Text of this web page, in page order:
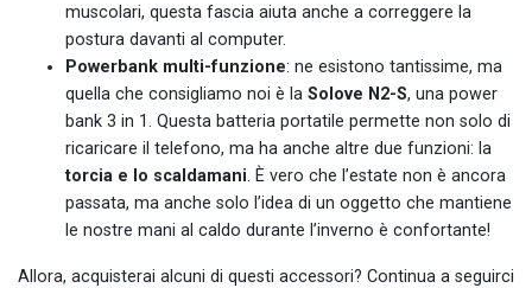
muscolari, questa fascia aiuta anche a correggere la
postura davanti al computer.
Powerbank multi-funzione: ne esistono tantissime, ma
quella che consigliamo noi è la ​​Solove N2-S, una power
bank 3 in 1. Questa batteria portatile permette non solo di
ricaricare il telefono, ma ha anche altre due funzioni: la
torcia e lo scaldamani. È vero che l’estate non è ancora
passata, ma anche solo l’idea di un oggetto che mantiene
le nostre mani al caldo durante l’inverno è confortante!
Allora, acquisterai alcuni di questi accessori? Continua a seguirci